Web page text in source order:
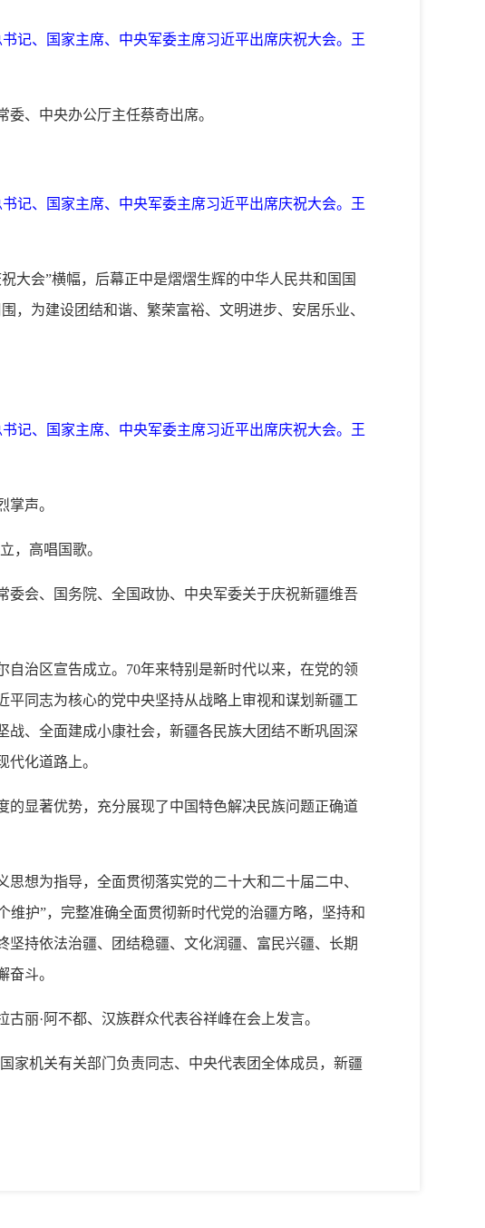
记、国家主席、中央军委主席习近平出席庆祝大会。王
、中央办公厅主任蔡奇出席。
记、国家主席、中央军委主席习近平出席庆祝大会。王
大会”横幅，后幕正中是熠熠生辉的中华人民共和国国
，为建设团结和谐、繁荣富裕、文明进步、安居乐业、
记、国家主席、中央军委主席习近平出席庆祝大会。王
掌声。
，高唱国歌。
会、国务院、全国政协、中央军委关于庆祝新疆维吾
治区宣告成立。70年来特别是新时代以来，在党的领
同志为核心的党中央坚持从战略上审视和谋划新疆工
、全面建成小康社会，新疆各民族大团结不断巩固深
化道路上。
的显著优势，充分展现了中国特色解决民族问题正确道
想为指导，全面贯彻落实党的二十大和二十届二中、
维护”，完整准确全面贯彻新时代党的治疆方略，坚持和
持依法治疆、团结稳疆、文化润疆、富民兴疆、长期
斗。
丽·阿不都、汉族群众代表谷祥峰在会上发言。
家机关有关部门负责同志、中央代表团全体成员，新疆